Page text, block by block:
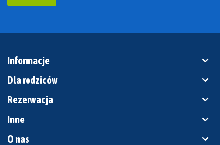
Informacje
Dla rodziców
Rezerwacja
Inne
O nas